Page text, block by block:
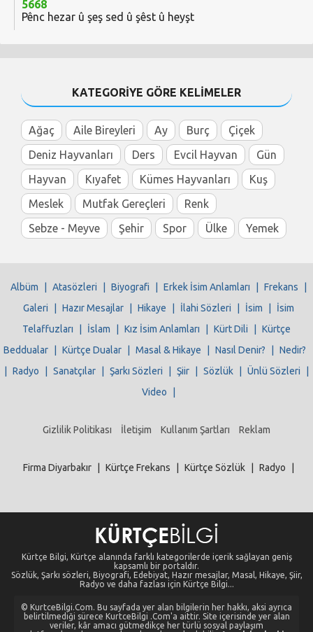
5668
Pênc hezar û şeş sed û şêst û heyşt
KATEGORİYE GÖRE KELİMELER
Ağaç Aile Bireyleri Ay Burç
Çiçek
Deniz Hayvanları
Ders Evcil Hayvan
Gün
Hayvan
Kıyafet Kümes Hayvanları
Kuş
Meslek
Mutfak Gereçleri
Renk
Sebze - Meyve
Şehir Spor Ülke Yemek
Albüm Atasözleri Biyografi Erkek İsim Anlamları Frekans
Galeri
Hazır Mesajlar Hikaye İlahi Sözleri İsim
İsim
Telaffuzları
İslam Kız İsim Anlamları Kürt Dili
Kürtçe
Beddualar
Kürtçe Dualar Masal & Hikaye Nasıl Denir?
Nedir?
Radyo Sanatçılar Şarkı Sözleri Şiir Sözlük Ünlü Sözleri
Video
Gizlilik Politikası İletişim Kullanım Şartları Reklam
Firma Diyarbakır Kürtçe Frekans Kürtçe Sözlük Radyo
Kürtçe Bilgi, Kürtçe alanında farklı kategorilerde içerik sağlayan geniş
kapsamlı bir portaldır.
Sözlük, Şarkı sözleri, Biyografi, Edebiyat, Hazır mesajlar, Masal, Hikaye, Şiir,
Radyo ve daha fazlası için Kürtçe Bilgi...
© KurtceBilgi.Com. Bu sayfada yer alan bilgilerin her hakkı, aksi ayrıca
belirtilmediği sürece KurtceBilgi .Com'a aittir. Site içerisinde yer alan
veriler, kâr amacı gütmedikçe her türlü sosyal paylaşım